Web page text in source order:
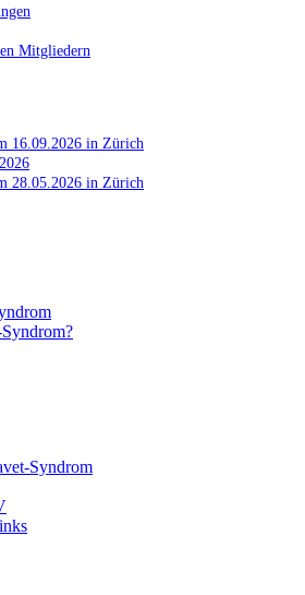
Mitgliedern
16.09.2026 in Zürich
28.05.2026 in Zürich
Syndrom